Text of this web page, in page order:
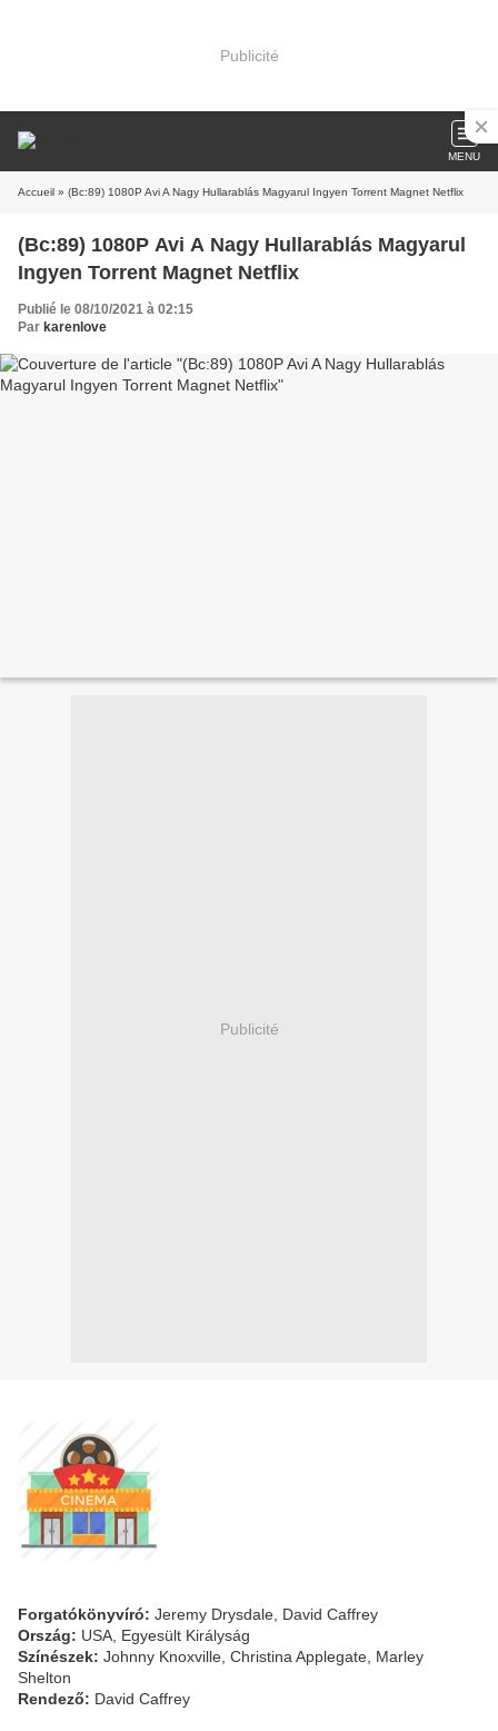
Publicité
MENU
Accueil » (Bc:89) 1080P Avi A Nagy Hullarablás Magyarul Ingyen Torrent Magnet Netflix
(Bc:89) 1080P Avi A Nagy Hullarablás Magyarul
Ingyen Torrent Magnet Netflix
Publié le 08/10/2021 à 02:15
Par karenlove
Publicité
Forgatókönyvíró: Jeremy Drysdale, David Caffrey
Ország: USA, Egyesült Királyság
Színészek: Johnny Knoxville, Christina Applegate, Marley
Shelton
Rendező: David Caffrey